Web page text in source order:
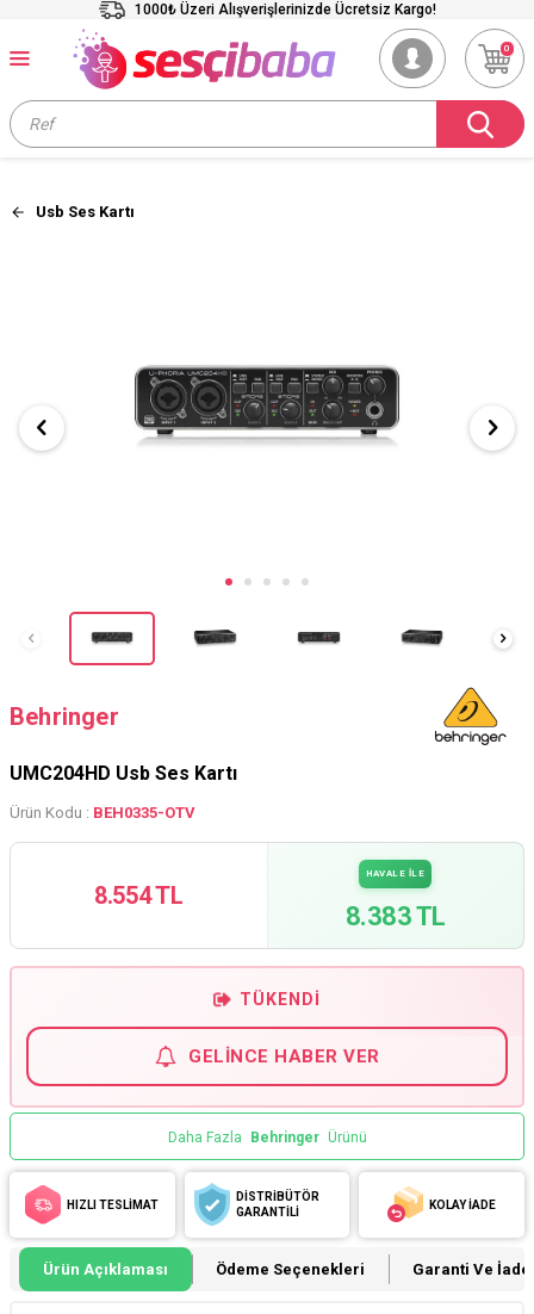
1000₺ Üzeri Alışverişlerinizde Ücretsiz Kargo!
0
Usb Ses Kartı
Behringer
UMC204HD Usb Ses Kartı
Ürün Kodu : BEH0335-OTV
8.554 TL
HAVALE İLE
8.383 TL
TÜKENDI
GELINCE HABER VER
Daha Fazla Behringer Ürünü
HIZLI TESLİMAT
DİSTRİBÜTÖR
GARANTİLİ
KOLAY İADE
Ürün Açıklaması Ödeme Seçenekleri Garanti Ve İade